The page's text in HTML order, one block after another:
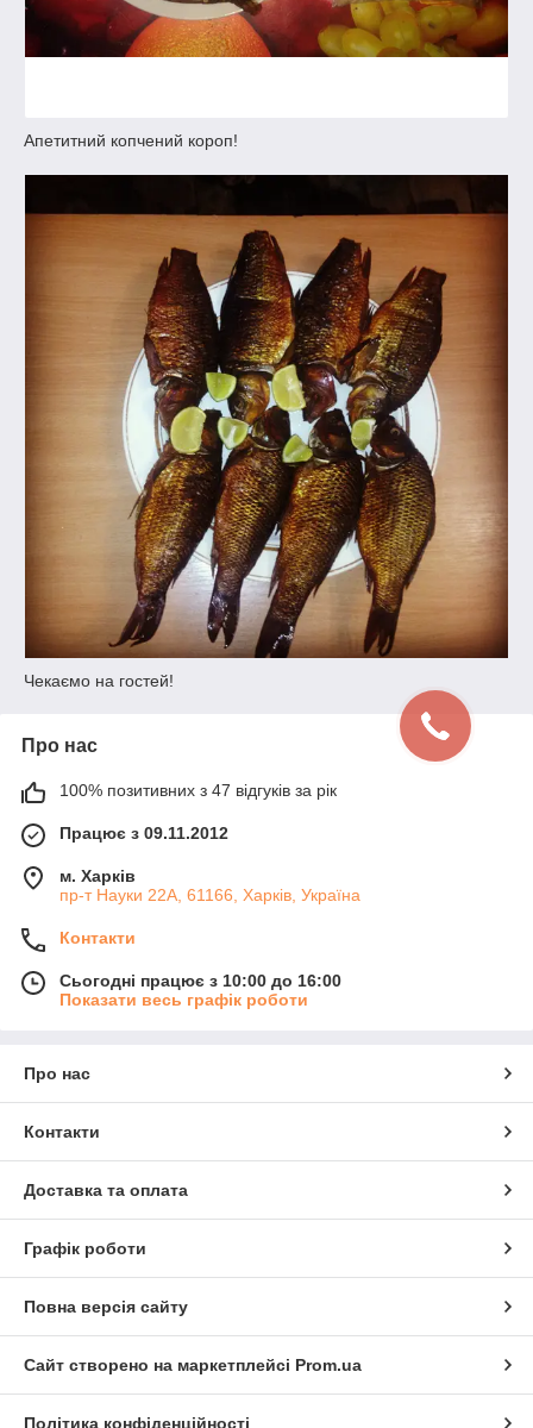
Апетитний копчений короп!
Чекаємо на гостей!
Про нас
100% позитивних з 47 відгуків за рік
Працює з 09.11.2012
м. Харків
пр-т Науки 22А, 61166, Харків, Україна
Контакти
Сьогодні працює з 10:00 до 16:00
Показати весь графік роботи
Про нас
Контакти
Доставка та оплата
Графік роботи
Повна версія сайту
Сайт створено на маркетплейсі Prom.ua
Політика конфіденційності